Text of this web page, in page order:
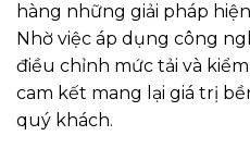
hàng những giải pháp
Nhờ việc áp dụng công
điều chỉnh mức tải và
cam kết mang lại giá trị
quý khách.